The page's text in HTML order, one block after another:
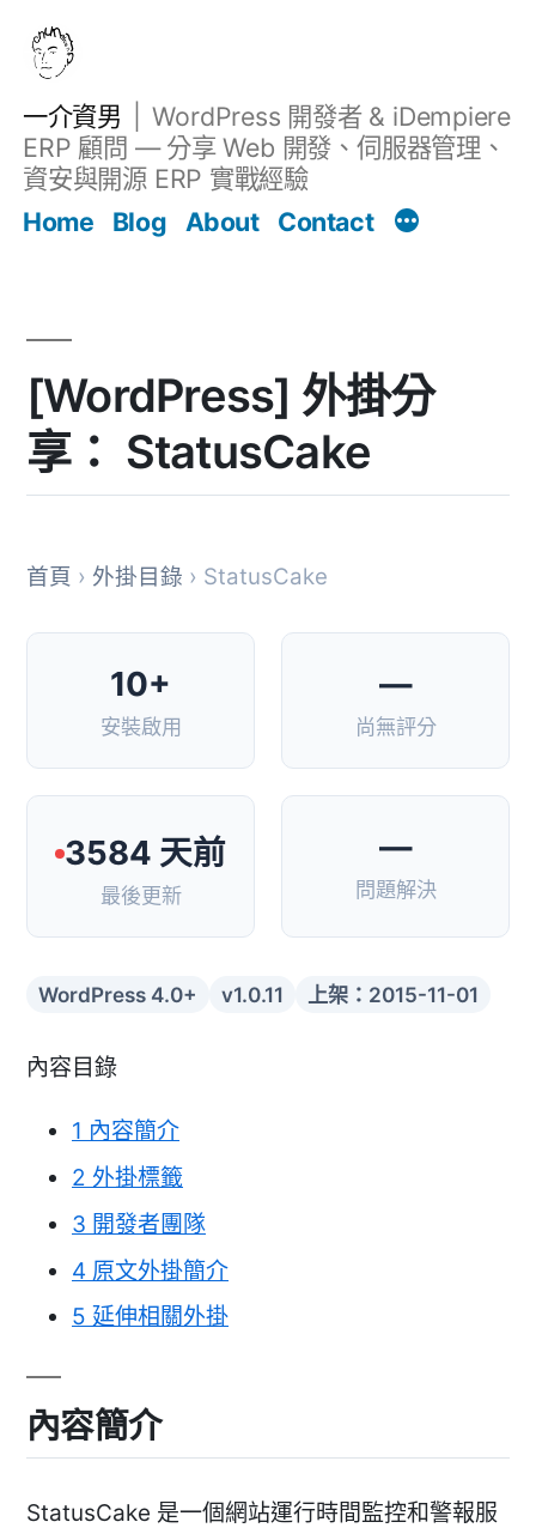
一介資男
WordPress 開發者 & iDempiere
ERP 顧問 — 分享 Web 開發、伺服器管理、
資安與開源 ERP 實戰經驗
Home
Blog About Contact
[WordPress] 外掛分
享： StatusCake
首頁 › 外掛目錄 › StatusCake
10+
安裝啟用
—
尚無評分
3584 天前
最後更新
—
問題解決
WordPress 4.0+ v1.0.11 上架：2015-11-01
內容目錄
1 內容簡介
2 外掛標籤
3 開發者團隊
4 原文外掛簡介
5 延伸相關外掛
內容簡介
StatusCake 是一個網站運行時間監控和警報服
文章